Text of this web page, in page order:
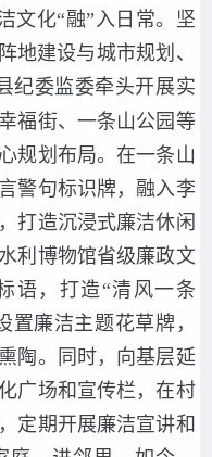
文化“融”入日常。坚
地建设与城市规划、
纪委监委牵头开展实
福街、一条山公园等
规划布局。在一条山
警句标识牌，融入李
打造沉浸式廉洁休闲
利博物馆省级廉政文
语，打造“清风一条
置廉洁主题花草牌，
陶。同时，向基层延
广场和宣传栏，在村
定期开展廉洁宣讲和